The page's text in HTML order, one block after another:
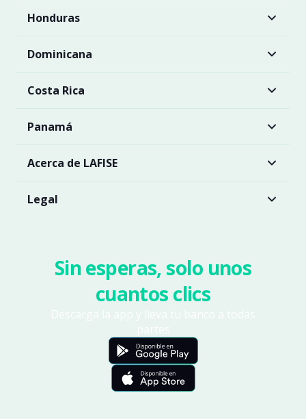
Honduras
Dominicana
Costa Rica
Panamá
Acerca de LAFISE
Legal
Sin esperas, solo unos
cuantos clics